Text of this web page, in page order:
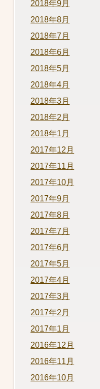
2018年9月
2018年8月
2018年7月
2018年6月
2018年5月
2018年4月
2018年3月
2018年2月
2018年1月
2017年12月
2017年11月
2017年10月
2017年9月
2017年8月
2017年7月
2017年6月
2017年5月
2017年4月
2017年3月
2017年2月
2017年1月
2016年12月
2016年11月
2016年10月